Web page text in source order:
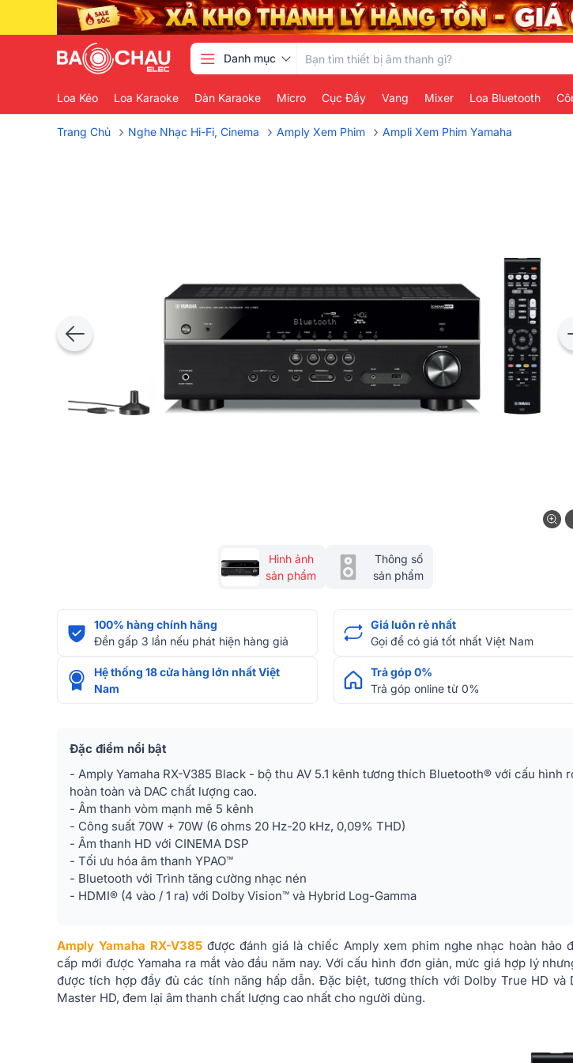
Danh mục
Loa Kéo Loa Karaoke Dàn Karaoke Micro Cục Đẩy Vang Mixer Loa Bluetooth
Trang Chủ › Nghe Nhạc Hi-Fi, Cinema › Amply Xem Phim › Ampli Xem Phim Yamaha
Hình ảnh
sản phẩm
Thông số
sản phẩm
100% hàng chính hãng
Đền gấp 3 lần nếu phát hiện hàng giả
Giá luôn rẻ nhất
Gọi để có giá tốt nhất Việt Nam
Hệ thống 18 cửa hàng lớn nhất Việt
Nam
Trả góp 0%
Trả góp online từ 0%
Đặc điểm nổi bật
- Amply Yamaha RX-V385 Black - bộ thu AV 5.1 kênh tương thích Bluetooth® với cấu hình
hoàn toàn và DAC chất lượng cao.
- Âm thanh vòm mạnh mẽ 5 kênh
- Công suất 70W + 70W (6 ohms 20 Hz-20 kHz, 0,09% THD)
- Âm thanh HD với CINEMA DSP
- Tối ưu hóa âm thanh YPAO™
- Bluetooth với Trình tăng cường nhạc nén
- HDMI® (4 vào / 1 ra) với Dolby Vision™ và Hybrid Log-Gamma
Amply Yamaha RX-V385được đánh giá là chiếc Amply xem phim nghe nhạc hoàn hảo
cấp mới được Yamaha ra mắt vào đầu năm nay. Với cấu hình đơn giản, mức giá hợp lý
được tích hợp đầy đủ các tính năng hấp dẫn. Đặc biệt, tương thích với Dolby True HD và
Master HD, đem lại âm thanh chất lượng cao nhất cho người dùng.